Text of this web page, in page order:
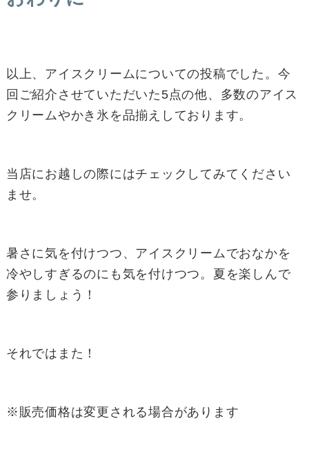
以上、アイスクリームについての投稿でした。今
回ご紹介させていただいた5点の他、多数のアイス
クリームやかき氷を品揃えしております。
当店にお越しの際にはチェックしてみてください
ませ。
暑さに気を付けつつ、アイスクリームでおなかを
冷やしすぎるのにも気を付けつつ。夏を楽しんで
参りましょう！
それではまた！
※販売価格は変更される場合があります